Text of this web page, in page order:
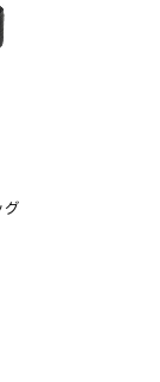
グ